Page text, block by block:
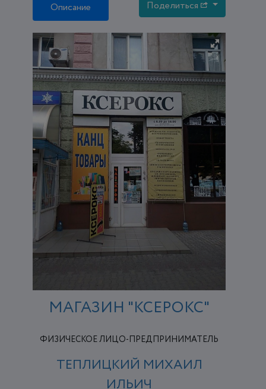
Описание Поделиться
МАГАЗИН "КСЕРОКС"
ФИЗИЧЕСКОЕ ЛИЦО-ПРЕДПРИНИМАТЕЛЬ
ТЕПЛИЦКИЙ МИХАИЛ
ИЛЬИЧ